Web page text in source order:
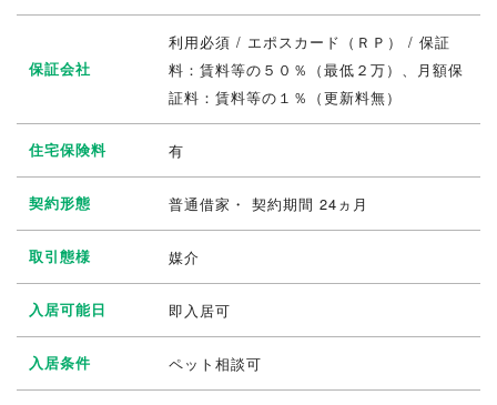
保証会社
利用必須 / エポスカード（ＲＰ） / 保証
料：賃料等の５０％（最低２万）、月額保
証料：賃料等の１％（更新料無）
住宅保険料 有
契約形態 普通借家・ 契約期間 24ヵ月
取引態様 媒介
入居可能日 即入居可
入居条件 ペット相談可